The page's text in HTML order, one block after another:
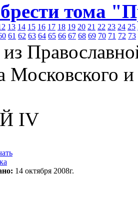
тома
13 14 15 16 17 18 19 20 21 22 23 24 25
61 62 63 64 65 66 67 68 69 70 71 72 73
Московского
IV
14 октября 2008г.